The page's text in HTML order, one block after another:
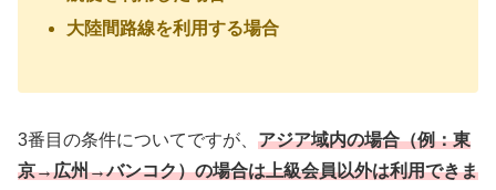
大陸間路線を利用する場合
3番目の条件についてですが、 アジア域内の場合（例：東
京→広州→バンコク）の場合は上級会員以外は利用できま